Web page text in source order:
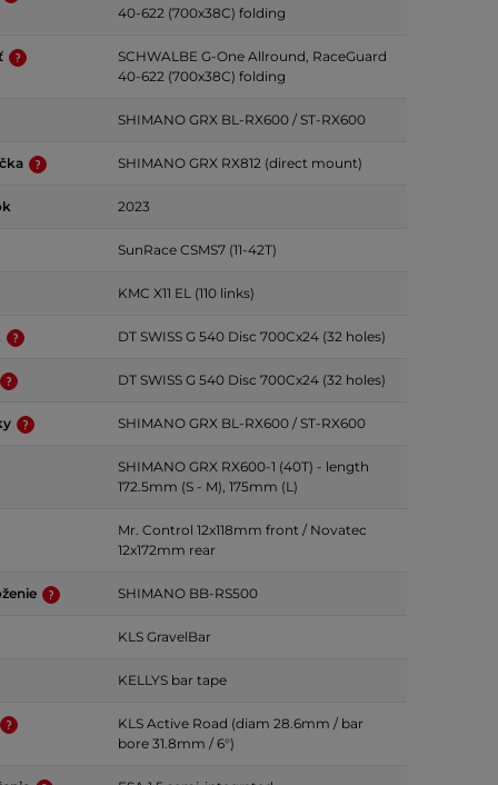
40-622 (700x38C) folding
SCHWALBE G-One Allround, RaceGuard
40-622 (700x38C) folding
SHIMANO GRX BL-RX600 / ST-RX600
SHIMANO GRX RX812 (direct mount)
2023
SunRace CSMS7 (11-42T)
KMC X11 EL (110 links)
DT SWISS G 540 Disc 700Cx24 (32 holes)
DT SWISS G 540 Disc 700Cx24 (32 holes)
SHIMANO GRX BL-RX600 / ST-RX600
SHIMANO GRX RX600-1 (40T) - length
172.5mm (S - M), 175mm (L)
Mr. Control 12x118mm front / Novatec
12x172mm rear
SHIMANO BB-RS500
KLS GravelBar
KELLYS bar tape
KLS Active Road (diam 28.6mm / bar
bore 31.8mm / 6°)